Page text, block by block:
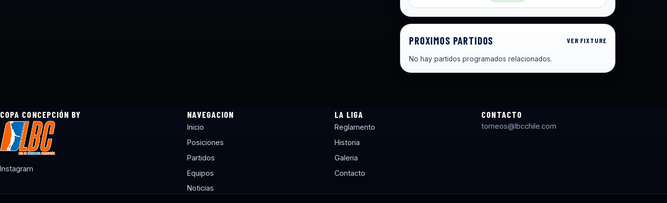
PROXIMOS PARTIDOS VER FIXTURE
No hay partidos programados relacionados.
COPA CONCEPCIÓN BY
Instagram
NAVEGACION
Inicio
Posiciones
Partidos
Equipos
Noticias
LA LIGA
Reglamento
Historia
Galeria
Contacto
CONTACTO
torneos@lbcchile.com